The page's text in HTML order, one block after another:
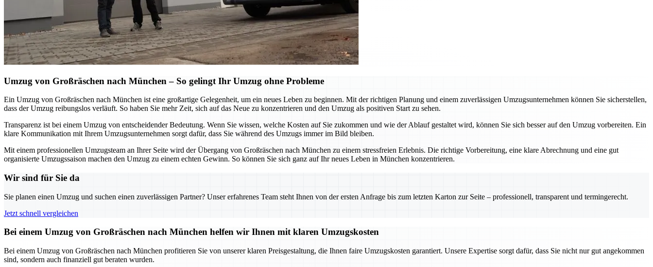
Umzug von Großräschen nach München – So gelingt Ihr Umzug ohne Probleme
Ein Umzug von Großräschen nach München ist eine großartige Gelegenheit, um ein neues Leben zu beginnen. Mit der richtigen Planung und einem zuverlässigen Umzugsunternehmen können Sie sicherstellen,
dass der Umzug reibungslos verläuft. So haben Sie mehr Zeit, sich auf das Neue zu konzentrieren und den Umzug als positiven Start zu sehen.
Transparenz ist bei einem Umzug von entscheidender Bedeutung. Wenn Sie wissen, welche Kosten auf Sie zukommen und wie der Ablauf gestaltet wird, können Sie sich besser auf den Umzug vorbereiten. Ein
klare Kommunikation mit Ihrem Umzugsunternehmen sorgt dafür, dass Sie während des Umzugs immer im Bild bleiben.
Mit einem professionellen Umzugsteam an Ihrer Seite wird der Übergang von Großräschen nach München zu einem stressfreien Erlebnis. Die richtige Vorbereitung, eine klare Abrechnung und eine gut
organisierte Umzugssaison machen den Umzug zu einem echten Gewinn. So können Sie sich ganz auf Ihr neues Leben in München konzentrieren.
Wir sind für Sie da
Sie planen einen Umzug und suchen einen zuverlässigen Partner? Unser erfahrenes Team steht Ihnen von der ersten Anfrage bis zum letzten Karton zur Seite – professionell, transparent und termingerecht.
Jetzt schnell vergleichen
Bei einem Umzug von Großräschen nach München helfen wir Ihnen mit klaren Umzugskosten
Bei einem Umzug von Großräschen nach München profitieren Sie von unserer klaren Preisgestaltung, die Ihnen faire Umzugskosten garantiert. Unsere Expertise sorgt dafür, dass Sie nicht nur gut angekommen
sind, sondern auch finanziell gut beraten wurden.